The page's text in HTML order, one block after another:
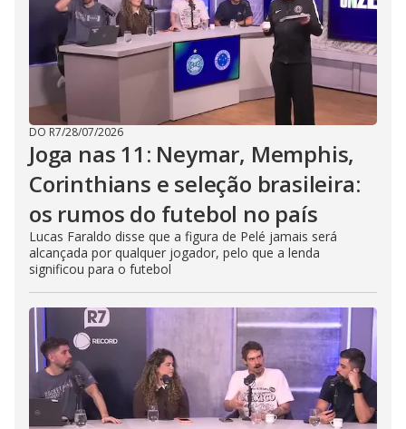
DO R7/28/07/2026
Joga nas 11: Neymar, Memphis,
Corinthians e seleção brasileira:
os rumos do futebol no país
Lucas Faraldo disse que a figura de Pelé jamais será
alcançada por qualquer jogador, pelo que a lenda
significou para o futebol